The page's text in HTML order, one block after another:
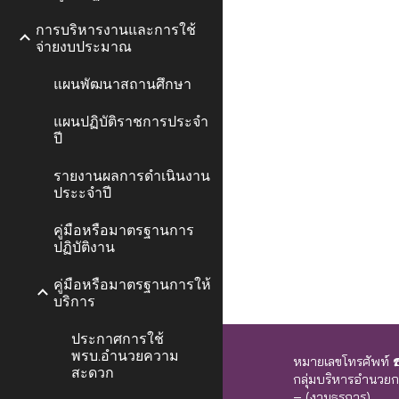
การบริหารงานและการใช้
จ่ายงบประมาณ
แผนพัฒนาสถานศึกษา
แผนปฏิบัติราชการประจำ
ปี
รายงานผลการดำเนินงาน
ประะจำปี
คู่มือหรือมาตรฐานการ
ปฏิบัติงาน
คู่มือหรือมาตรฐานการให้
บริการ
ประกาศการใช้
พรบ.อำนวยความ
สะดวก
หมายเลขโทรศัพท์
กลุ่มบริหารอำนว